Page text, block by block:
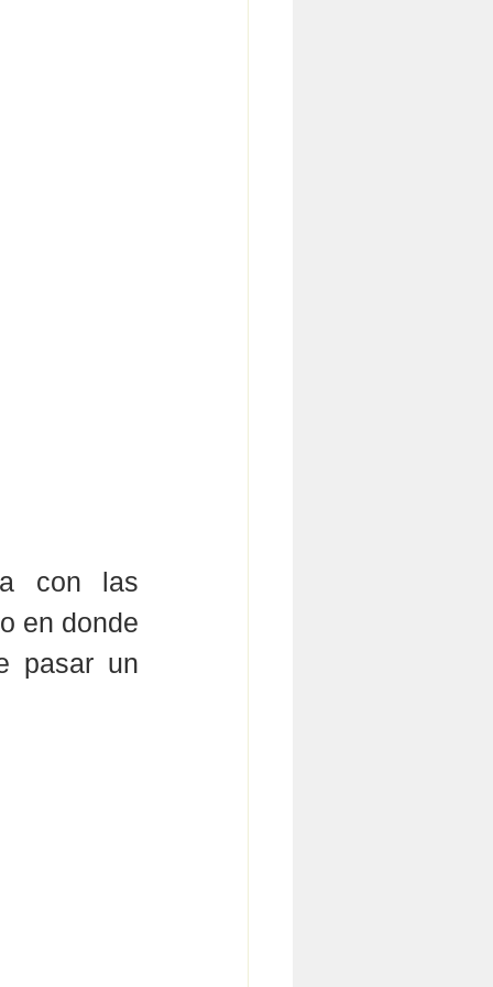
con las
en donde
pasar un